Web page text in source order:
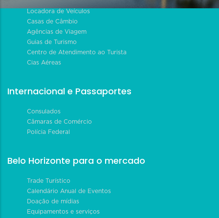
Locadora de Veículos
Casas de Câmbio
Agências de Viagem
Guias de Turismo
Centro de Atendimento ao Turista
Cias Aéreas
Internacional e Passaportes
Consulados
Câmaras de Comércio
Polícia Federal
Belo Horizonte para o mercado
Trade Turístico
Calendário Anual de Eventos
Doação de mídias
Equipamentos e serviços